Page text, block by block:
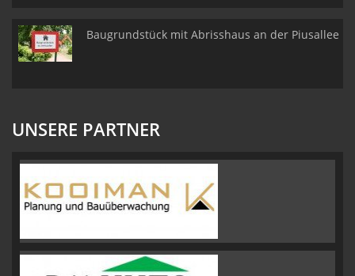
Baugrundstück mit Abrisshaus an der Piusallee
UNSERE PARTNER